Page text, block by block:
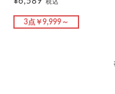
税込
3点￥9,999～